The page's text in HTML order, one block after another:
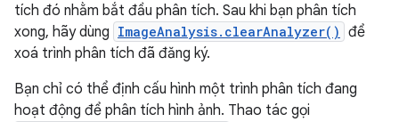
tích đó nhằm bắt đầu phân tích. Sau khi bạn phân tích
xong, hãy dùng ImageAnalysis.clearAnalyzer() để
xoá trình phân tích đã đăng ký.
Bạn chỉ có thể định cấu hình một trình phân tích đang
hoạt động để phân tích hình ảnh. Thao tác gọi